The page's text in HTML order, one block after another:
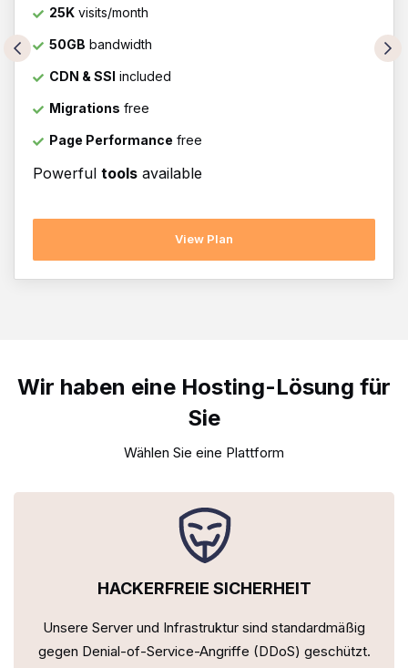
25K visits/month
50GB bandwidth
CDN & SSl included
Migrations free
Page Performance free
Powerful tools available
View Plan
Wir haben eine Hosting-Lösung für
Sie
Wählen Sie eine Plattform
HACKERFREIE SICHERHEIT
Unsere Server und Infrastruktur sind standardmäßig
gegen Denial-of-Service-Angriffe (DDoS) geschützt.